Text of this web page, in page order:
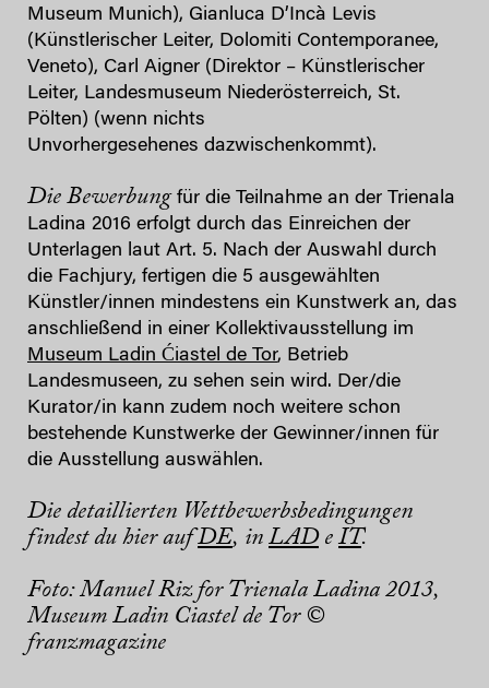
Museum Munich), Gianluca D’Incà Levis
(Künstlerischer Leiter, Dolomiti Contemporanee,
Veneto), Carl Aigner (Direktor – Künstlerischer
Leiter, Landesmuseum Niederösterreich, St.
Pölten) (wenn nichts
Unvorhergesehenes dazwischenkommt).
Die Bewerbungfür die Teilnahme an der Trienala
Ladina 2016 erfolgt durch das Einreichen der
Unterlagen laut Art. 5. Nach der Auswahl durch
die Fachjury, fertigen die 5 ausgewählten
Künstler/innen mindestens ein Kunstwerk an, das
anschließend in einer Kollektivausstellung im
Museum Ladin Ćiastel de Tor, Betrieb
Landesmuseen, zu sehen sein wird. Der/die
Kurator/in kann zudem noch weitere schon
bestehende Kunstwerke der Gewinner/innen für
die Ausstellung auswählen.
Die detaillierten Wettbewerbsbedingungen
findest du hier aufDE, in LADe IT.
Foto: Manuel Riz for Trienala Ladina 2013,
Museum Ladin Ciastel de Tor ©
franzmagazine